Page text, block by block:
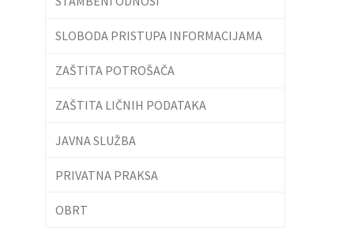
SLOBODA PRISTUPA INFORMACIJAMA
ZAŠTITA POTROŠAČA
ZAŠTITA LIČNIH PODATAKA
JAVNA SLUŽBA
PRIVATNA PRAKSA
OBRT